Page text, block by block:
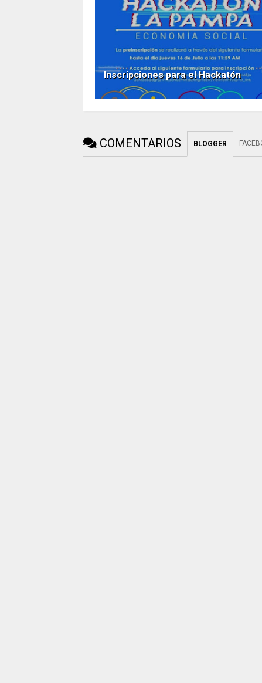
Inscripciones para el Hackatón
COMENTARIOS BLOGGER